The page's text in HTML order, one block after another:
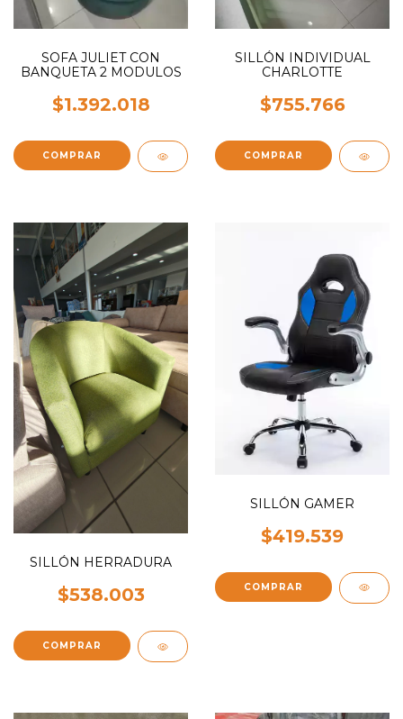
SOFA JULIET CON
BANQUETA 2 MODULOS
$1.392.018
COMPRAR
SILLÓN INDIVIDUAL
CHARLOTTE
$755.766
COMPRAR
SILLÓN HERRADURA
$538.003
COMPRAR
SILLÓN GAMER
$419.539
COMPRAR